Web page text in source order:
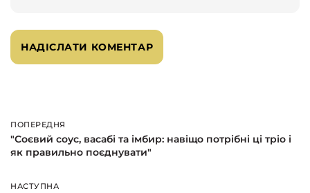
ПОПЕРЕДНЯ
Попередня
"Соєвий соус, васабі та імбир: навіщо потрібні ці тріо і
як правильно поєднувати"
НАСТУПНА